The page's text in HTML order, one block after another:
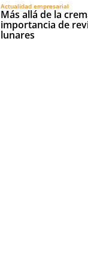
Actualidad empresarial
Más allá de la
importancia de
lunares